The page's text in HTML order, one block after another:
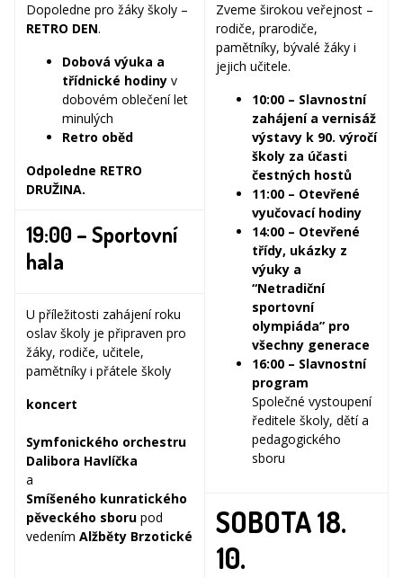
Dopoledne pro žáky školy –
RETRO DEN.
Dobová výuka a
třídnické hodiny v
dobovém oblečení let
minulých
Retro oběd
Odpoledne RETRO
DRUŽINA.
Zveme širokou veřejnost –
rodiče, prarodiče,
pamětníky, bývalé žáky i
jejich učitele.
10:00 – Slavnostní
zahájení a vernisáž
výstavy k 90. výročí
školy za účasti
čestných hostů
11:00 – Otevřené
vyučovací hodiny
14:00 – Otevřené
třídy, ukázky z
výuky a
“Netradiční
sportovní
olympiáda” pro
všechny generace
16:00 – Slavnostní
program
Společné vystoupení
ředitele školy, dětí a
pedagogického
sboru
19:00 – Sportovní
hala
U příležitosti zahájení roku
oslav školy je připraven pro
žáky, rodiče, učitele,
pamětníky i přátele školy
koncert
Symfonického orchestru
Dalibora Havlíčka
a
Smíšeného kunratického
pěveckého sboru pod
vedením Alžběty Brzotické
SOBOTA 18.
10.